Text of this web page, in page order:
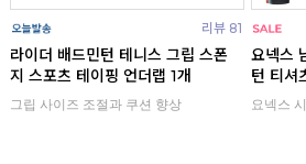
리뷰 81
라이더 배드민턴 테니스 그립 스폰
지 스포츠 테이핑 언더랩 1개
그립 사이즈 조절과 쿠션 향상
요넥스
턴 티
요넥스